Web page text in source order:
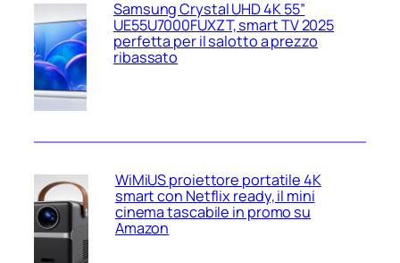
Samsung Crystal UHD 4K 55”
UE55U7000FUXZT, smart TV 2025
perfetta per il salotto a prezzo
ribassato
WiMiUS proiettore portatile 4K
smart con Netflix ready, il mini
cinema tascabile in promo su
Amazon